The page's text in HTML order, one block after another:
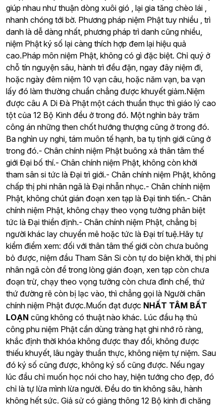
giúp nhau như thuận dòng xuôi gió , lại gia tăng chèo lái ,
nhanh chóng tới bờ. Phương pháp niệm Phật tuy nhiều , trì
danh là dễ dàng nhất, phương pháp trì danh cũng nhiều,
niệm Phật ký số lại càng thích hợp đem lại hiệu quả
cao.Pháp môn niệm Phật, không có gì đặc biệt. Chỉ quý ở
chỗ tín nguyện sâu, hành trì đều đặn, ngay đây niệm đi,
hoặc ngày đêm niệm 10 vạn câu, hoặc năm vạn, ba vạn
lấy đó làm thường chuẩn chẳng được khuyết giảm.Niệm
được câu A Di Đà Phật một cách thuần thục thì giáo lý cao
tột của 12 Bộ Kinh đều ở trong đó. Một nghìn bảy trăm
công án những then chốt hướng thượng cũng ở trong đó.
Ba nghìn uy nghi, tám muôn tế hạnh, ba tụ tịnh giới cũng ở
trong đó.- Chân chính niệm Phật buông xả thân tâm thế
giới Đại bố thí.- Chân chính niệm Phật, không còn khởi
tham sân si tức là Đại trì giới.- Chân chính niệm Phật, không
chấp thị phi nhân ngã là Đại nhẫn nhục.- Chân chính niệm
Phật, không chút gián đoạn xen tạp là Đại tinh tiến.- Chân
chính niệm Phật, không chạy theo vọng tưởng phân biệt
tức là Đại thiền định.- Chân chính niệm Phật, chẳng bị
người khác lay chuyển mê hoặc tức là Đại trí tuệ.Hãy tự
kiểm điểm xem: đối với thân tâm thế giới còn chưa buông
bỏ được, niệm đầu Tham Sân Si còn tự do biện khởi, thị phi
nhân ngã còn để trong lòng gián đoạn, xen tạp còn chưa
đoạn trừ, chạy theo vọng tưởng còn chưa đình chế, thứ
thứ đường rẽ còn bị lạc vào, thì chẳng gọi là Người chân
chính niệm Phật được.Muốn đạt được NHẤT TÂM BẤT
LOẠN cũng không có thuật nào khác. Lúc đầu hạ thủ
công phu niệm Phật cần dùng tràng hạt ghi nhớ rõ ràng,
khắc định thời khóa không được thay đổi, không được
thiếu khuyết, lâu ngày thuần thực, không niệm tự niệm. Sau
đó ký số cũng được, không ký số cũng được. Nếu ngay
lúc đầu chỉ muốn học nói cho hay, hiện tướng cho đẹp, đó
chỉ là tự lừa mình lừa người. Đều do tin không sâu, hành
không hết sức. Giả sử có giảng thông 12 Bộ kinh đi chăng